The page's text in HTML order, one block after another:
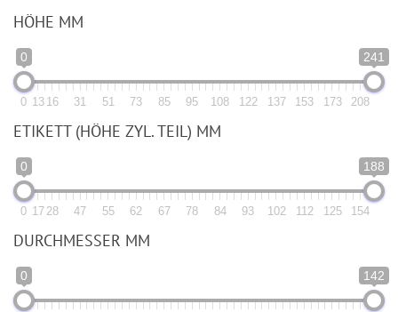
HÖHE MM
0 241
0 13 16 31 51 73 85 95 108 122 137 153 173 208
ETIKETT (HÖHE ZYL. TEIL) MM
0 188
0 17 28 47 55 62 67 78 84 93 102 112 125 154
DURCHMESSER MM
0 142